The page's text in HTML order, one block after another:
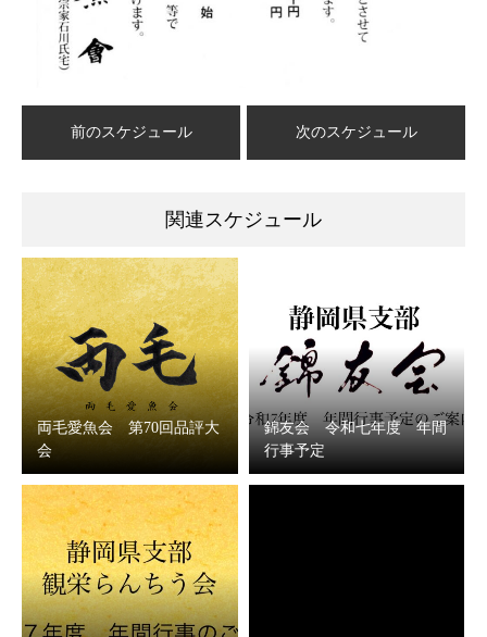
前のスケジュール 次のスケジュール
関連スケジュール
両毛愛魚会 第70回品評大
会
錦友会 令和七年度 年間
行事予定